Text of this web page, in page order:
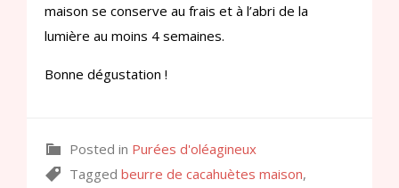
maison se conserve au frais et à l’abri de la
lumière au moins 4 semaines.
Bonne dégustation !
Posted in Purées d'oléagineux
Tagged beurre de cacahuètes maison,